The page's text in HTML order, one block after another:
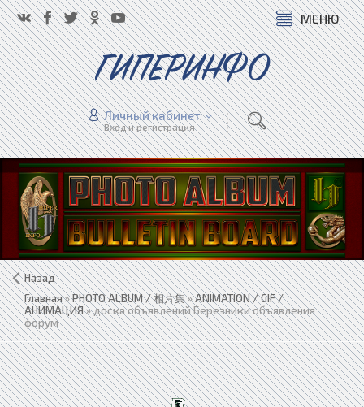
МЕНЮ
ГИПЕРИНФО
Личный кабинет
Вход и регистрация
Назад
Главная»PHOTO ALBUM / 相片集»ANIMATION / GIF /
АНИМАЦИЯ» доска объявлений Березники объявления
форум